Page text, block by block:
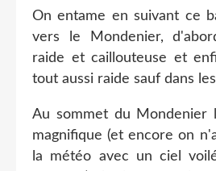
On entame en suivant ce
vers le Mondenier,
raide et caillouteuse et
tout aussi raide sauf dans
Au sommet du Mondenier
magnifique (et encore on
la météo avec un ciel